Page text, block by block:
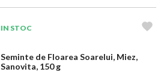
IN STOC
Seminte de Floarea Soarelui, Miez,
Sanovita, 150 g